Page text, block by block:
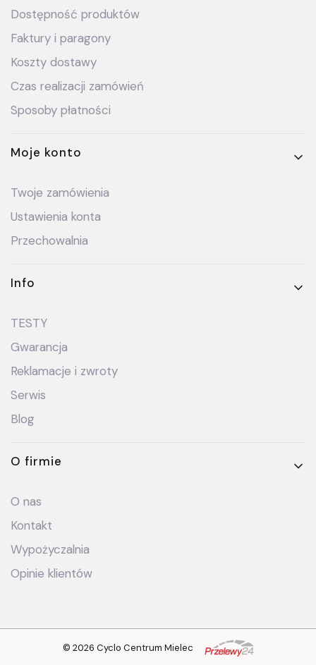
Dostępność produktów
Faktury i paragony
Koszty dostawy
Czas realizacji zamówień
Sposoby płatności
Moje konto
Twoje zamówienia
Ustawienia konta
Przechowalnia
Info
TESTY
Gwarancja
Reklamacje i zwroty
Serwis
Blog
O firmie
O nas
Kontakt
Wypożyczalnia
Opinie klientów
© 2026 Cyclo Centrum Mielec